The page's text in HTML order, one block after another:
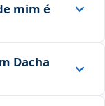
mim é
Dacha